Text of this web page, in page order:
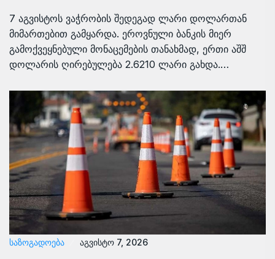
7 აგვისტოს ვაჭრობის შედეგად ლარი დოლართან
მიმართებით გამყარდა. ეროვნული ბანკის მიერ
გამოქვეყნებული მონაცემების თანახმად, ერთი აშშ
დოლარის ღირებულება 2.6210 ლარი გახდა.…
ᲡᲐᲖᲝᲒᲐᲓᲝᲔᲑᲐ აგვისტო 7, 2026